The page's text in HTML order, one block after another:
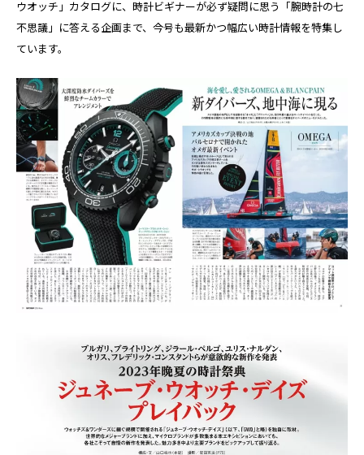
ウオッチ」カタログに、時計ビギナーが必ず疑問に思う「腕時計の七
不思議」に答える企画まで、今号も最新かつ幅広い時計情報を特集し
ています。